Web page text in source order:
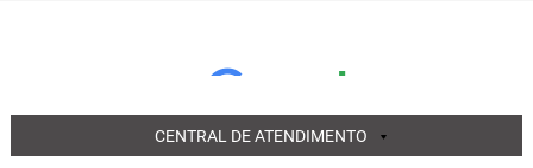
CENTRAL DE ATENDIMENTO